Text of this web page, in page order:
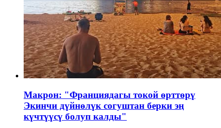
Макрон: "Франциядагы токой өрттөрү
Экинчи дүйнөлүк согуштан берки эң
күчтүүсү болуп калды"